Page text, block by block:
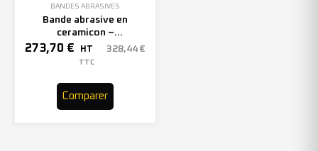
BANDES ABRASIVES
Bande abrasive en
ceramicon –
150mmx2000mm – Grain 40
– 305969 (x10)
273,70 € HT 328,44 €
TTC
Comparer